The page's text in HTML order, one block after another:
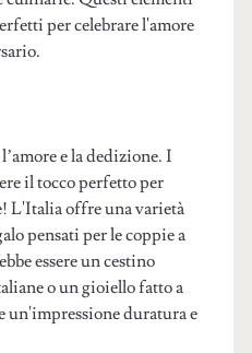
per celebrare l'amore
e la dedizione. I
il tocco perfetto per
L'Italia offre una varietà
pensati per le coppie a
essere un cestino
o un gioiello fatto a
un'impressione duratura e